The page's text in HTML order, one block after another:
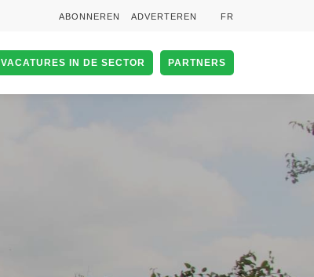
ABONNEREN ADVERTEREN FR
VACATURES IN DE SECTOR PARTNERS